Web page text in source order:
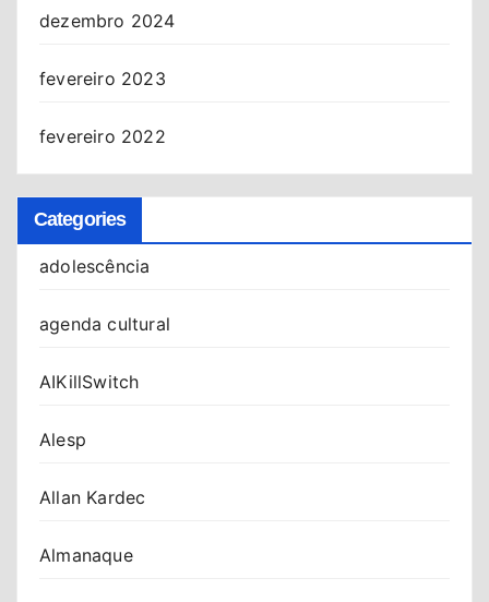
dezembro 2024
fevereiro 2023
fevereiro 2022
Categories
adolescência
agenda cultural
AIKillSwitch
Alesp
Allan Kardec
Almanaque